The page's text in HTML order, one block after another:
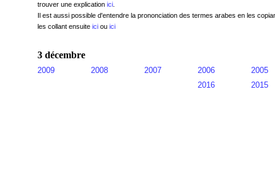
trouver une explication ici.
Il est aussi possible d'entendre la prononciation des termes arabes en les
les collant ensuite iciou ici
3 décembre
2009 2008 2007 2006
2005
2016
2015